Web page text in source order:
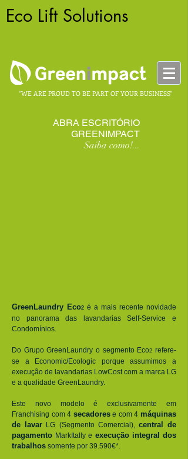
Eco Lift Solutions
"WE ARE PROUD TO BE PART OF YOUR BUSINESS"
ABRA ESCRITÓRIO
GREENIMPACT
Saiba como!...
GreenLaundry Eco2 é a mais recente novidade
no panorama das lavandariasSelf-Service e
Condomínios.
Do Grupo GreenLaundry o segmento Eco2 refere-
se a Economic/Ecologic porque assumimos a
execução de lavandarias LowCost com a marca LG
e a qualidade GreenLaundry.
Este novo modelo é exclusivamente em
Franchising com 4 secadorese com 4 máquinas
de lavar LG (Segmento Comercial), central de
pagamento MarkItally e execução integral dos
trabalhos somente por 39.590€*.